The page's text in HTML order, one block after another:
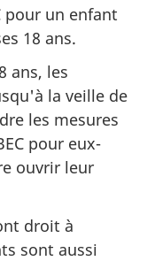
pour un enfant
18 ans.
ans, les
la veille de
les mesures
pour eux-
ouvrir leur
droit à
sont aussi